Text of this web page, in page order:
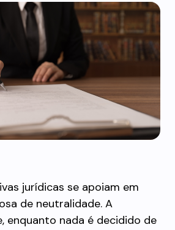
jurídicas se apoiam em
de neutralidade. A
enquanto nada é decidido de